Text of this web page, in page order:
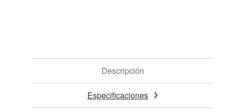
Descripción
Especificaciones